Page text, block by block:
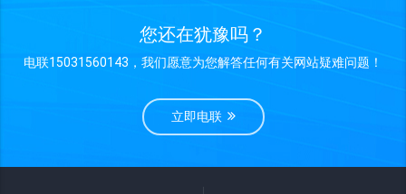
您还在犹豫吗？
电联15031560143，我们愿意为您解答任何有关网站疑难问题！
立即电联